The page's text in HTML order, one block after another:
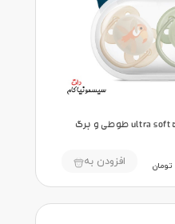
پستانک اونت 0 تا 6 ماه ultra soft طوطی و برگ
تومان افزودن به